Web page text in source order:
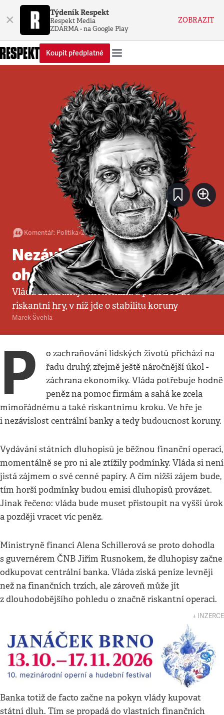
× Týdeník Respekt
Respekt Media
ZDARMA - na Google Play
ZOBRAZIT
Koupit předplatné
Komentář: Politika•25. 3. 2020•3minuty
Nezávislost ČNB v
ohrožení
Vláda zachraňuje ekonomiku a pouští se do
riskantní hry, v níž jde o stabilitu koruny
Marek Švehla
P
o zachraňování lidských životů přichází na
řadu druhý, zřejmě ještě náročnější úkol -
záchrana ekonomiky. Vláda potřebuje hodně
peněz na pomoc firmám a sahá ke zcela
mimořádnému a také riskantnímu kroku. Ve hře je
i nezávislost centrální banky a tedy budoucnost koruny.
Vydávání státních dluhopisů je běžnou finanční operací,
momentálně se pro ni ale ztížily podmínky. Vláda si není
jistá zájmem o své cenné papíry. A čím nižší zájem bude,
tím horší podmínky budou emisi dluhopisů provázet.
Jinak řečeno: vláda bude muset přistoupit na vyšší úrok
a později vracet víc peněz.
Ministryně financí Alena Schillerová se proto dohodla
s guvernérem ČNB Jiřím Rusnokem, že dluhopisy začne
odkupovat centrální banka. Vláda získá peníze levněji
než na finančních trzích, ale zároveň může jít
z dlouhodobějšího pohledu o značně riskantní operaci.
↓ INZERCE
Banka totiž de facto začne na pokyn vlády kupovat
státní dluh. Tím se propadá do vlastních finančních